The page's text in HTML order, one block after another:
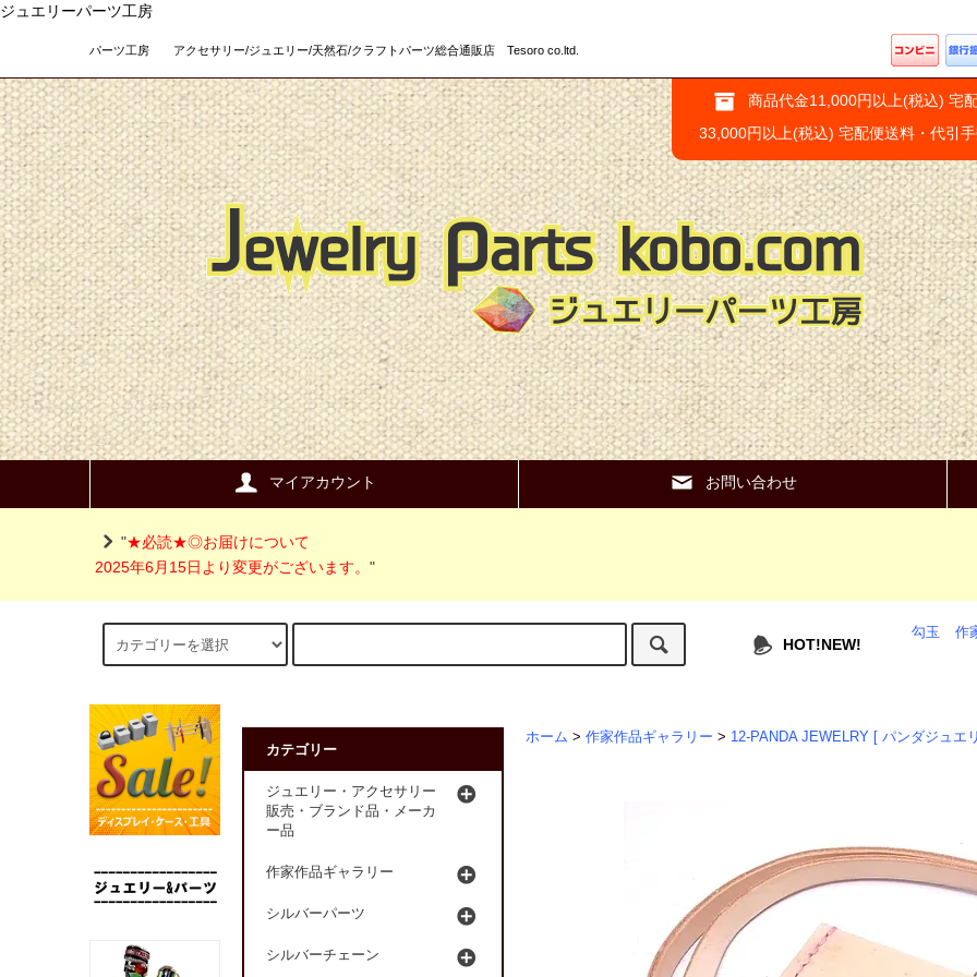
ジュエリーパーツ工房
パーツ工房 アクセサリー/ジュエリー/天然石/クラフトパーツ総合通販店 Tesoro co.ltd.
商品代金11,000円以上(税込) 宅
33,000円以上(税込) 宅配便送料・代引
マイアカウント お問い合わせ
"★必読★◎お届けについて
2025年6月15日より変更がございます。 "
HOT!NEW!
勾玉 作
ホーム > 作家作品ギャラリー > 12-PANDA JEWELRY [ パンダジュエ
カテゴリー
ジュエリー・アクセサリー
販売・ブランド品・メーカ
ー品
作家作品ギャラリー
シルバーパーツ
シルバーチェーン